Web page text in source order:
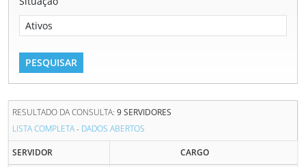
RESULTADO DA CONSULTA: 9 SERVIDORES
LISTA COMPLETA- DADOS ABERTOS
SERVIDOR CARGO